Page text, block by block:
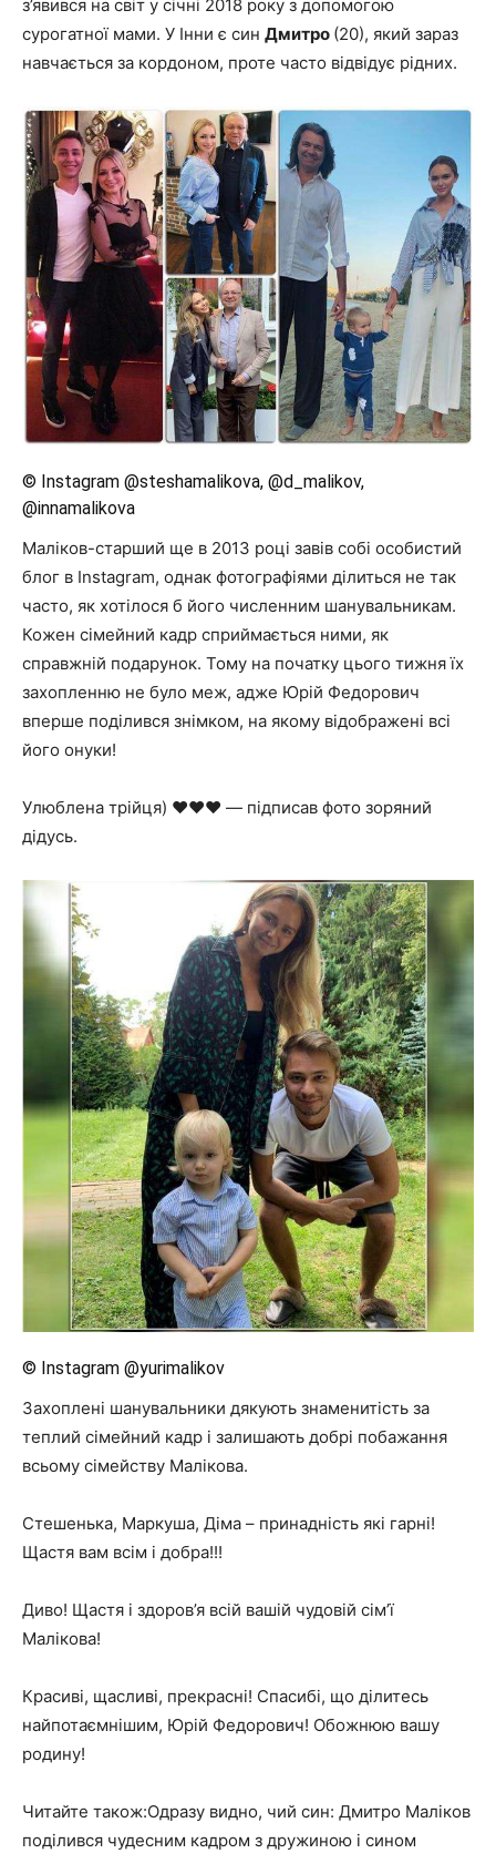
з’явився на світ у січні 2018 року з допомогою
сурогатної мами. У Інни є син Дмитро (20), який зараз
навчається за кордоном, проте часто відвідує рідних.
© Instagram @steshamalikova, @d_malikov,
@innamalikova
Маліков-старший ще в 2013 році завів собі особистий
блог в Instagram, однак фотографіями ділиться не так
часто, як хотілося б його численним шанувальникам.
Кожен сімейний кадр сприймається ними, як
справжній подарунок. Тому на початку цього тижня їх
захопленню не було меж, адже Юрій Федорович
вперше поділився знімком, на якому відображені всі
його онуки!
Улюблена трійця) ❤️❤️❤️ — підписав фото зоряний
дідусь.
© Instagram @yurimalikov
Захоплені шанувальники дякують знаменитість за
теплий сімейний кадр і залишають добрі побажання
всьому сімейству Малікова.
Стешенька, Маркуша, Діма – принадність які гарні!
Щастя вам всім і добра!!!
Диво! Щастя і здоров’я всій вашій чудовій сім’ї
Малікова!
Красиві, щасливі, прекрасні! Спасибі, що ділитесь
найпотаємнішим, Юрій Федорович! Обожнюю вашу
родину!
Читайте також:Одразу видно, чий син: Дмитро Маліков
поділився чудесним кадром з дружиною і сином